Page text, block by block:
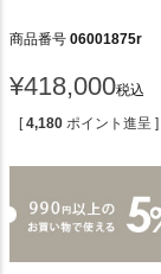
商品番号 06001875r
¥418,000税込
[ 4,180 ポイント進呈 ]